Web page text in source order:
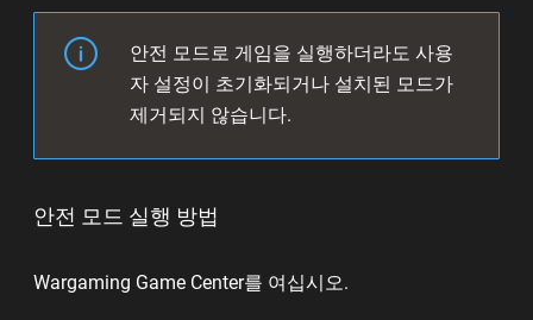
안전 모드로 게임을 실행하더라도 사용
자 설정이 초기화되거나 설치된 모드가
제거되지 않습니다.
안전 모드 실행 방법
Wargaming Game Center를 여십시오.